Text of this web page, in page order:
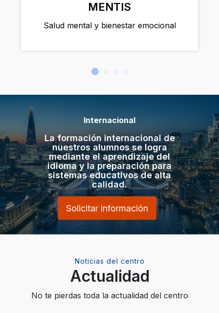
MENTIS
Salud mental y bienestar emocional
Internacional
La formación internacional de
nuestros alumnos se logra
mediante el aprendizaje del
idioma y la preparación para
sistemas educativos de alta
calidad.
Solicitar información
Noticias del centro
Actualidad
No te pierdas toda la actualidad del centro